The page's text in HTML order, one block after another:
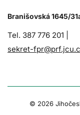
Branišovská 1645/
Tel. 387 776 201 |
sekret-
© 2026